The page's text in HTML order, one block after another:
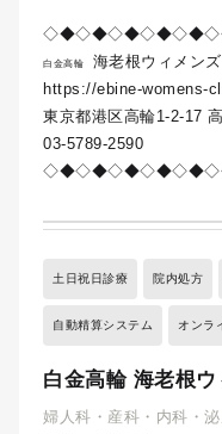
白金高輪
海老根ウィメン
https://ebine-womens-
東京都港区高輪1-2-17
03-5789-2590
土日祝日診療 院内処方
自動精算システム オンラ
白金高輪 海老根
婦人科・産科・内科・